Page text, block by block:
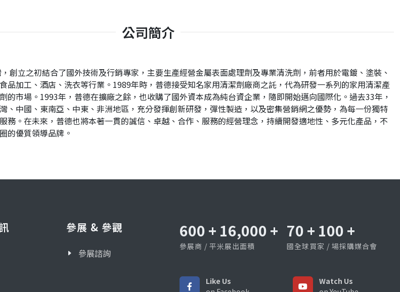
公司簡介
創立之初結合了國外技術及行銷專家，主要生產經營金屬表面處理劑及專業清洗劑，前者用於電鍍、塗裝、
品加工、酒店、洗衣等行業。1989年時，普德接受知名家用清潔劑廠商之託，代為研發一系列的家用清潔產
的市場。1993年，普德在擴廠之餘，也收購了國外資本成為純台資企業，隨即開始邁向國際化。過去33年，
、中國、東南亞、中東、非洲地區，充分發揮創新研發，彈性製造，以及密集營銷網之優勢，為每一份獨特
務。在未來，普德也將本著一貫的誠信、卓越、合作、服務的經營理念，持續開發適地性、多元化產品，不
的優質領導品牌。
參展 & 參觀
參展諮詢
600 + 16,000 +
參展商 / 平米展出面積
70 + 100 +
國全球買家 / 場採購媒合會
Like Us
Watch Us